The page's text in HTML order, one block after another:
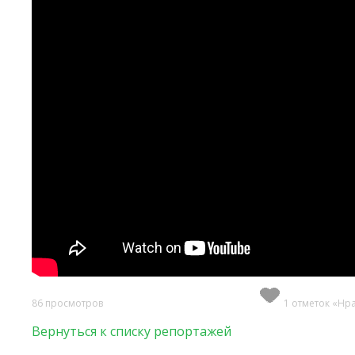
86 просмотров 1 отметок
Вернуться к списку репортажей